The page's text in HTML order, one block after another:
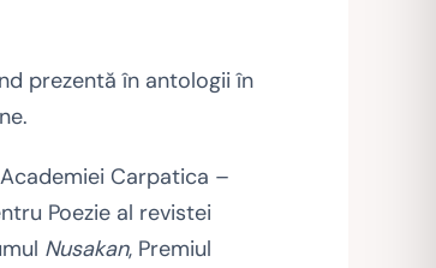
prezentă în antologii în
Carpatica –
Poezie al revistei
Nusakan, Premiul